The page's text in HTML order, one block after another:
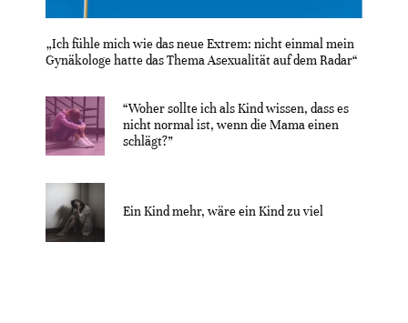
„Ich fühle mich wie das neue Extrem: nicht einmal mein
Gynäkologe hatte das Thema Asexualität auf dem Radar“
“Woher sollte ich als Kind wissen, dass es
nicht normal ist, wenn die Mama einen
schlägt?”
Ein Kind mehr, wäre ein Kind zu viel